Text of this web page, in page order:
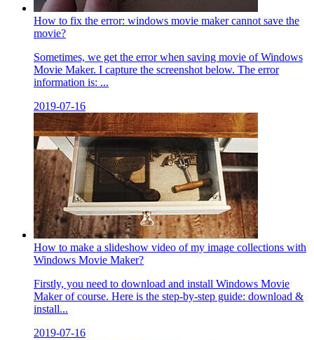
How to fix the error: windows movie maker cannot save the
movie?
Sometimes, we get the error when saving movie of Windows
Movie Maker. I capture the screenshot below. The error
information is: ...
2019-07-16
How to make a slideshow video of my image collections with
Windows Movie Maker?
Firstly, you need to download and install Windows Movie
Maker of course. Here is the step-by-step guide: download &
install...
2019-07-16